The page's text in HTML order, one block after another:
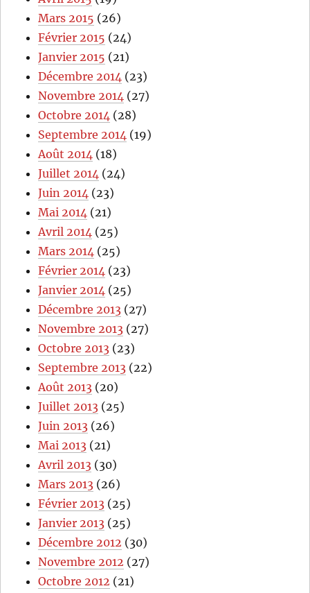
Mars 2015 (26)
Février 2015 (24)
Janvier 2015 (21)
Décembre 2014 (23)
Novembre 2014 (27)
Octobre 2014 (28)
Septembre 2014 (19)
Août 2014 (18)
Juillet 2014 (24)
Juin 2014 (23)
Mai 2014 (21)
Avril 2014 (25)
Mars 2014 (25)
Février 2014 (23)
Janvier 2014 (25)
Décembre 2013 (27)
Novembre 2013 (27)
Octobre 2013 (23)
Septembre 2013 (22)
Août 2013 (20)
Juillet 2013 (25)
Juin 2013 (26)
Mai 2013 (21)
Avril 2013 (30)
Mars 2013 (26)
Février 2013 (25)
Janvier 2013 (25)
Décembre 2012 (30)
Novembre 2012 (27)
Octobre 2012 (21)